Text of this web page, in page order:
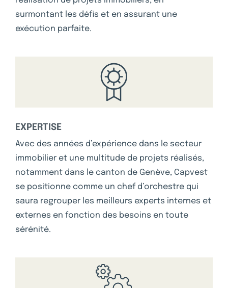
surmontant les défis et en assurant une
exécution parfaite.
EXPERTISE
Avec des années d’expérience dans le secteur
immobilier et une multitude de projets réalisés,
notamment dans le canton de Genève,Capvest
se positionne comme un chef d’orchestre qui
saura regrouper les meilleurs experts internes et
externes en fonction des besoins en toute
sérénité.